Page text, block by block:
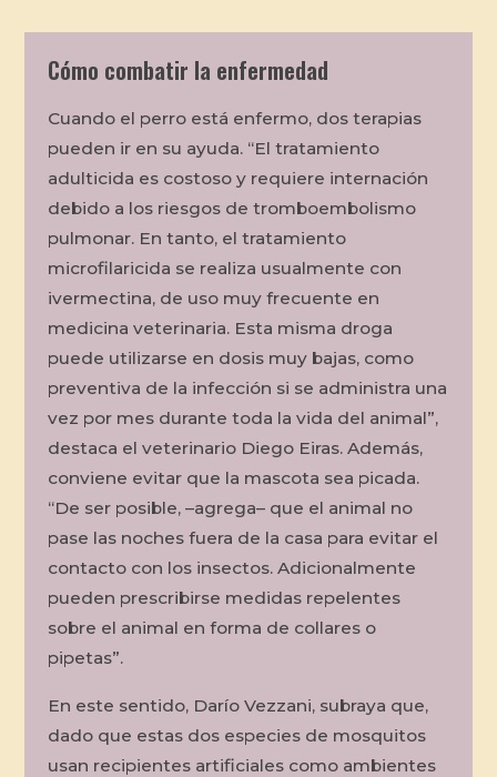
Cómo combatir la enfermedad
Cuando el perro está enfermo, dos terapias
pueden ir en su ayuda. “El tratamiento
adulticida es costoso y requiere internación
debido a los riesgos de tromboembolismo
pulmonar. En tanto, el tratamiento
microfilaricida se realiza usualmente con
ivermectina, de uso muy frecuente en
medicina veterinaria. Esta misma droga
puede utilizarse en dosis muy bajas, como
preventiva de la infección si se administra una
vez por mes durante toda la vida del animal”,
destaca el veterinario Diego Eiras. Además,
conviene evitar que la mascota sea picada.
“De ser posible, –agrega– que el animal no
pase las noches fuera de la casa para evitar el
contacto con los insectos. Adicionalmente
pueden prescribirse medidas repelentes
sobre el animal en forma de collares o
pipetas”.
En este sentido, Darío Vezzani, subraya que,
dado que estas dos especies de mosquitos
usan recipientes artificiales como ambientes